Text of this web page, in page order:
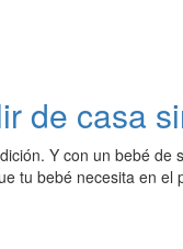
de casa
Y con un bebé
tu bebé necesita en el